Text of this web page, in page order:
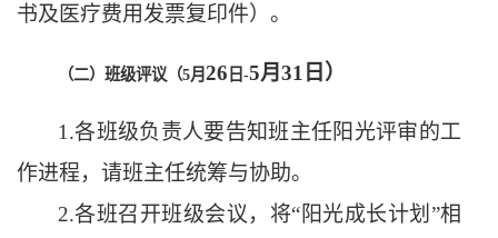
书及医疗费用发票复印件）。
（二）班级评议（5月26 日-5月 31 日）
1.各班级负责人要告知班主任阳光评审的工
作进程，请班主任统筹与协助。
2.各班召开班级会议，将“阳光成长计划”相